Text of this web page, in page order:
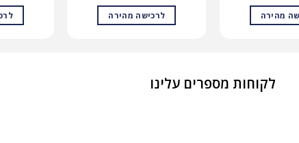
מהירה לרכישה מהירה
לקוחות מספרים עלינו